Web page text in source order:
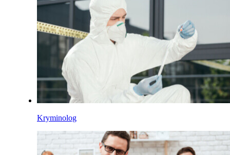
Kryminolog